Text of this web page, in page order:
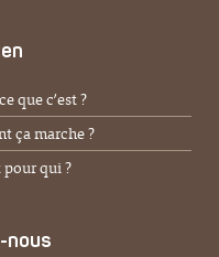
que c’est ?
ça marche ?
pour qui ?
nous